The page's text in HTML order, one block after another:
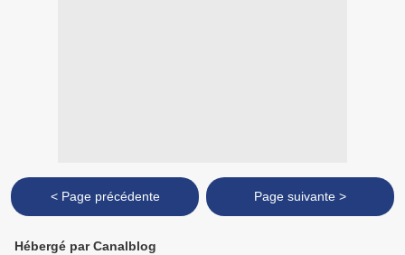
< Page précédente Page suivante >
Hébergé par Canalblog